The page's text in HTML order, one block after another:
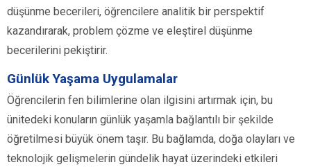
düşünme becerileri, öğrencilere analitik bir perspektif
kazandırarak, problem çözme ve eleştirel düşünme
becerilerini pekiştirir.
Günlük Yaşama Uygulamalar
Öğrencilerin fen bilimlerine olan ilgisini artırmak için, bu
ünitedeki konuların günlük yaşamla bağlantılı bir şekilde
öğretilmesi büyük önem taşır. Bu bağlamda, doğa olayları ve
teknolojik gelişmelerin gündelik hayat üzerindeki etkileri